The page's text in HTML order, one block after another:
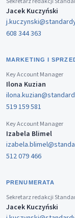
Jacek Kuczyński
608 344 363
MARKETING I
Key Account Manager
Ilona Kuzian
519 159 581
Key Account Manager
Izabela Blimel
512 079 466
PRENUMERATA
Sekretarz redakcji
Jacek Kuczyński